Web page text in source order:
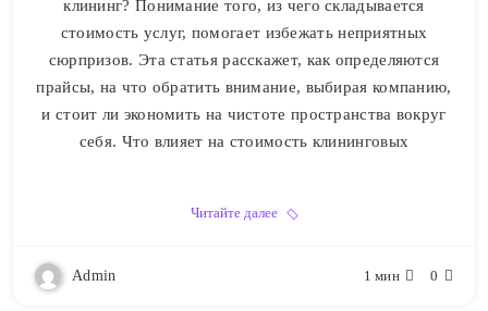
клининг? Понимание того, из чего складывается
стоимость услуг, помогает избежать неприятных
сюрпризов. Эта статья расскажет, как определяются
прайсы, на что обратить внимание, выбирая компанию,
и стоит ли экономить на чистоте пространства вокруг
себя. Что влияет на стоимость клининговых
Читайте далее
Admin 1 мин 0